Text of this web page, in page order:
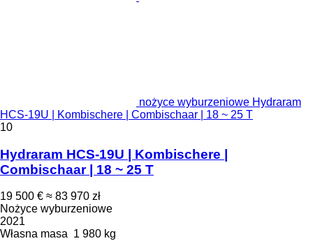
nożyce wyburzeniowe Hydraram
HCS-19U | Kombischere | Combischaar | 18 ~ 25 T
10
Hydraram HCS-19U | Kombischere |
Combischaar | 18 ~ 25 T
19 500 € ≈ 83 970 zł
Nożyce wyburzeniowe
2021
Własna masa 1 980 kg